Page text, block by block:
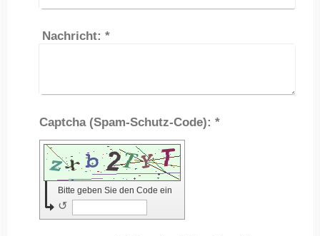
Nachricht: *
Captcha (Spam-Schutz-Code): *
Bitte geben Sie den Code ein
↺